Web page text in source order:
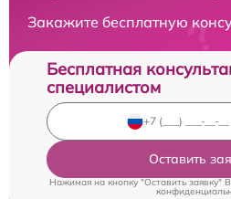
Закажите бесплатную
Бесплатная
специалистом
Оставить
Нажимая на кнопку "Оставить заявку"